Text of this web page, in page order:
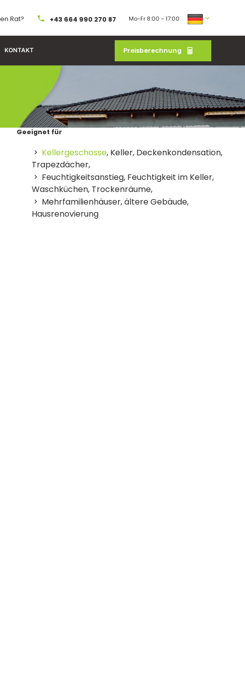
Rat? +43 664 990 270 87 Mo-Fr 8:00 - 17:00
KONTAKT Preisberechnung
Geeignet für
Kellergeschosse, Keller, Deckenkondensation,
Trapezdächer,
Feuchtigkeitsanstieg, Feuchtigkeit im Keller,
Waschküchen, Trockenräume,
Mehrfamilienhäuser, ältere Gebäude,
Hausrenovierung